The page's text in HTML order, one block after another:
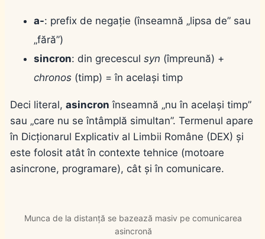
a-: prefix de negație (înseamnă „lipsa de” sau
„fără”)
sincron: din grecescul syn (împreună) +
chronos (timp) = în același timp
Deci literal, asincron înseamnă „nu în același timp”
sau „care nu se întâmplă simultan”. Termenul apare
în Dicționarul Explicativ al Limbii Române (DEX) și
este folosit atât în contexte tehnice (motoare
asincrone, programare), cât și în comunicare.
Munca de la distanță se bazează masiv pe comunicarea
asincronă